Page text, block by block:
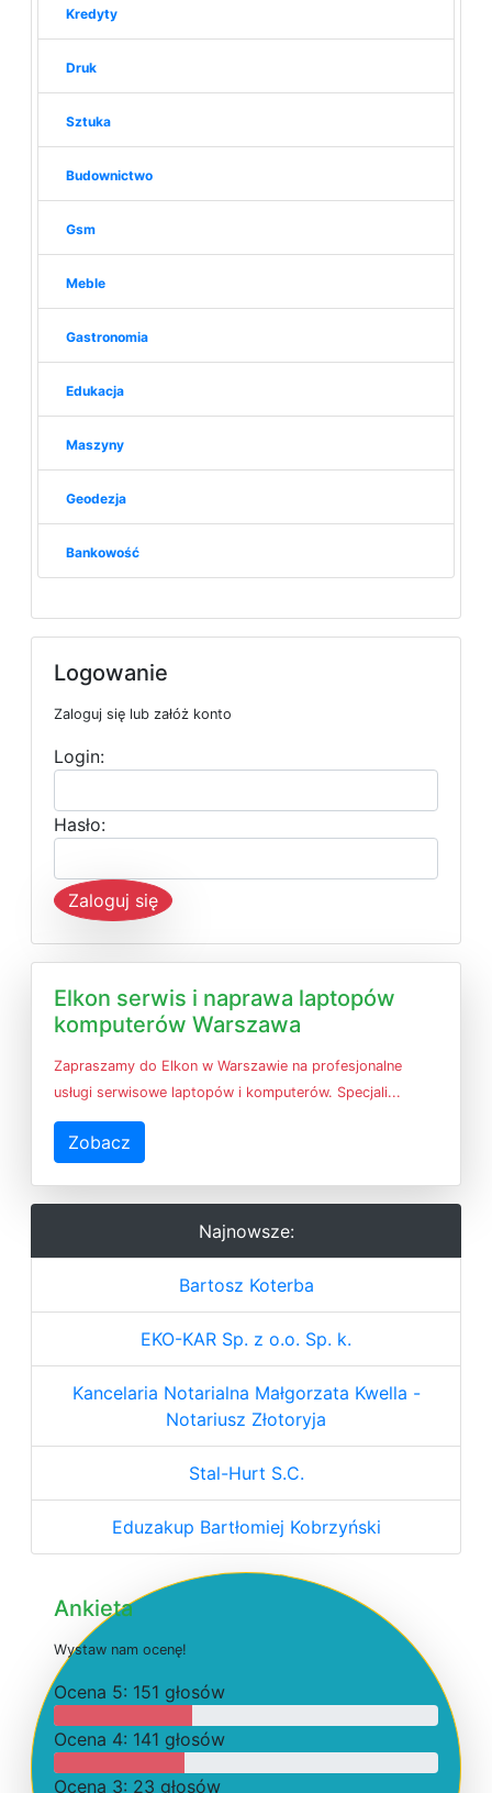
Kredyty
Druk
Sztuka
Budownictwo
Gsm
Meble
Gastronomia
Edukacja
Maszyny
Geodezja
Bankowość
Logowanie
Zaloguj się lub załóż konto
Login:
Hasło:
Zaloguj się
Elkon serwis i naprawa laptopów
komputerów Warszawa
Zapraszamy do Elkon w Warszawie na profesjonalne
usługi serwisowe laptopów i komputerów. Specjali...
Zobacz
Najnowsze:
Bartosz Koterba
EKO-KAR Sp. z o.o. Sp. k.
Kancelaria Notarialna Małgorzata Kwella -
Notariusz Złotoryja
Stal-Hurt S.C.
Eduzakup Bartłomiej Kobrzyński
Ankieta
Wystaw nam ocenę!
Ocena 5: 151 głosów
Ocena 4: 141 głosów
Ocena 3: 23 głosów